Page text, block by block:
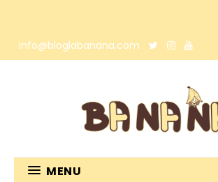
info@bloglabanana.com
MENU